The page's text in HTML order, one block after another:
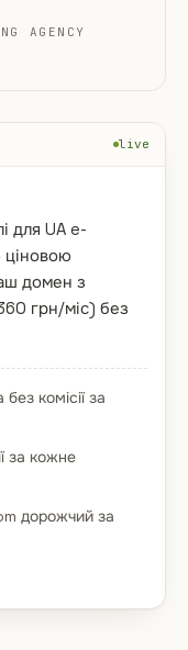
AGENCY
live
для UA e-
домен з
грн/міс) без
комісії за
за кожне
дорожчий за